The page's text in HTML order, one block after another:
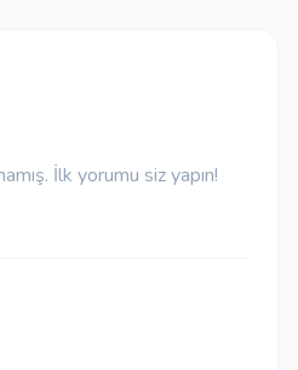
İlk yorumu siz yapın!